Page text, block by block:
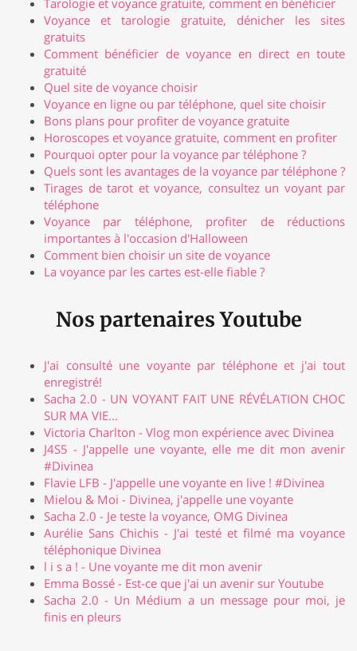
Tarologie et voyance gratuite, comment en bénéficier
Voyance et tarologie gratuite, dénicher les sites
gratuits
Comment bénéficier de voyance en direct en toute
gratuité
Quel site de voyance choisir
Voyance en ligne ou par téléphone, quel site choisir
Bons plans pour profiter de voyance gratuite
Horoscopes et voyance gratuite, comment en profiter
Pourquoi opter pour la voyance par téléphone ?
Quels sont les avantages de la voyance par téléphone ?
Tirages de tarot et voyance, consultez un voyant par
téléphone
Voyance par téléphone, profiter de réductions
importantes à l'occasion d'Halloween
Comment bien choisir un site de voyance
La voyance par les cartes est-elle fiable ?
Nos partenaires Youtube
J'ai consulté une voyante par téléphone et j'ai tout
enregistré!
Sacha 2.0 - UN VOYANT FAIT UNE RÉVÉLATION CHOC
SUR MA VIE...
Victoria Charlton - Vlog mon expérience avec Divinea
J4S5 - J'appelle une voyante, elle me dit mon avenir
#Divinea
Flavie LFB - J'appelle une voyante en live ! #Divinea
Mielou & Moi - Divinea, j'appelle une voyante
Sacha 2.0 - Je teste la voyance, OMG Divinea
Aurélie Sans Chichis - J'ai testé et filmé ma voyance
téléphonique Divinea
l i s a ! - Une voyante me dit mon avenir
Emma Bossé - Est-ce que j'ai un avenir sur Youtube
Sacha 2.0 - Un Médium a un message pour moi, je
finis en pleurs